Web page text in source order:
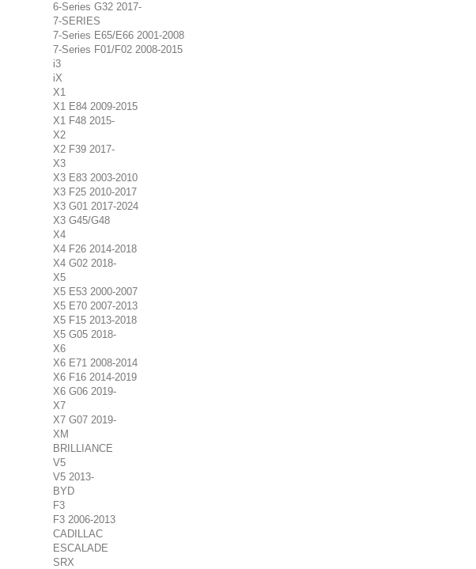
6-Series G32 2017-
7-SERIES
7-Series E65/E66 2001-2008
7-Series F01/F02 2008-2015
i3
iX
X1
X1 E84 2009-2015
X1 F48 2015-
X2
X2 F39 2017-
X3
X3 E83 2003-2010
X3 F25 2010-2017
X3 G01 2017-2024
X3 G45/G48
X4
X4 F26 2014-2018
X4 G02 2018-
X5
X5 E53 2000-2007
X5 E70 2007-2013
X5 F15 2013-2018
X5 G05 2018-
X6
X6 E71 2008-2014
X6 F16 2014-2019
X6 G06 2019-
X7
X7 G07 2019-
XM
BRILLIANCE
V5
V5 2013-
BYD
F3
F3 2006-2013
CADILLAC
ESCALADE
SRX